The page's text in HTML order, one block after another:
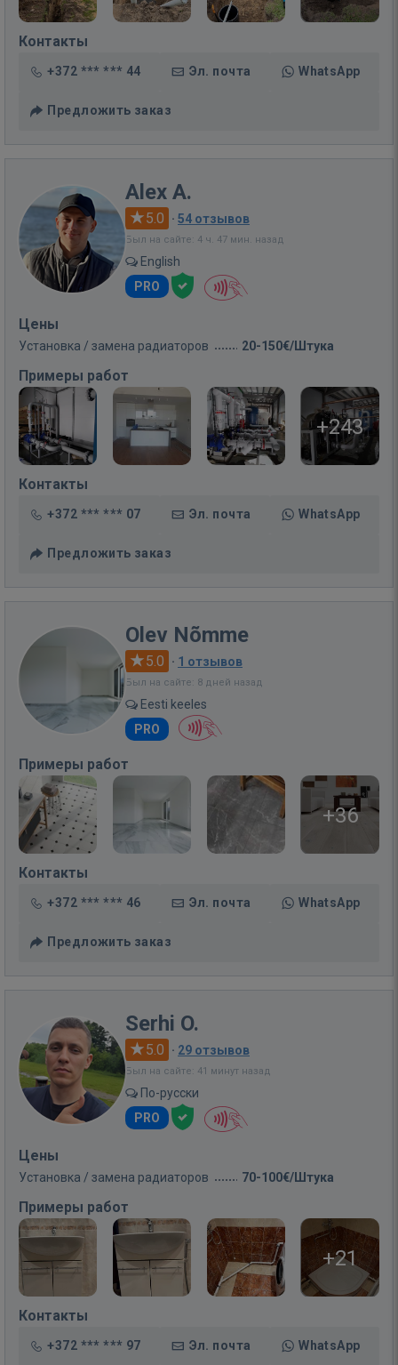
Контакты
+372 *** *** 44 Эл. почта WhatsApp
Предложить заказ
Alex A.
5.0 · 54 отзывов
Был на сайте: 4 ч. 47 мин. назад
English
PRO
Цены
Установка / замена радиаторов 20-150€/Штука
Примеры работ
+243
Контакты
+372 *** *** 07 Эл. почта WhatsApp
Предложить заказ
Olev Nõmme
5.0 · 1 отзывов
Был на сайте: 8 дней назад
Eesti keeles
PRO
Примеры работ
+36
Контакты
+372 *** *** 46 Эл. почта WhatsApp
Предложить заказ
Serhi O.
5.0 · 29 отзывов
Был на сайте: 41 минут назад
По-русски
PRO
Цены
Установка / замена радиаторов 70-100€/Штука
Примеры работ
+21
Контакты
+372 *** *** 97 Эл. почта WhatsApp